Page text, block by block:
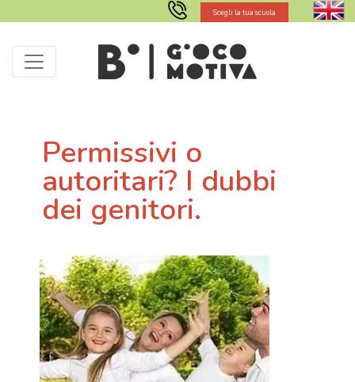
Scegli la tua scuola
Permissivi o
autoritari? I dubbi
dei genitori.